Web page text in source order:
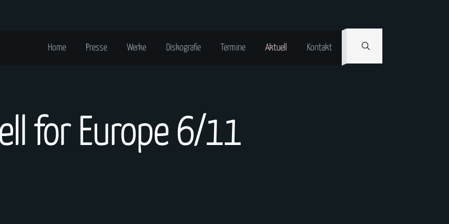
Home Presse Werke Diskografie Termine Aktuell Kontakt
for Europe 6/11